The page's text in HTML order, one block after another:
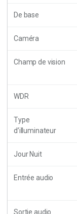
De base
Caméra
Champ de vision
WDR
Type
d’illuminateur
Jour Nuit
Entrée audio
Sortie audio